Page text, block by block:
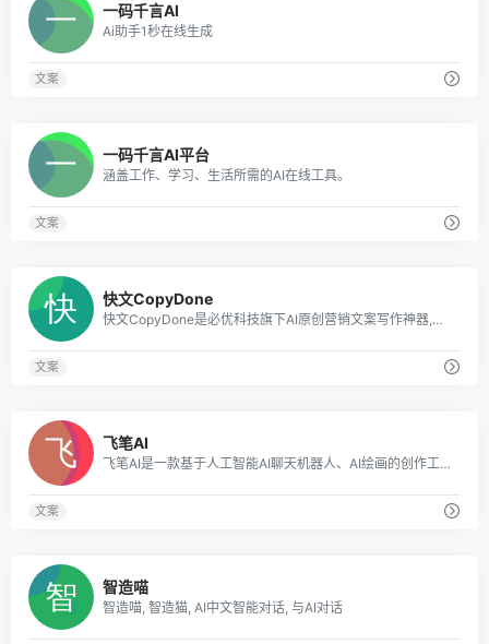
一码千言AI
Ai助手1秒在线生成
文案
一码千言AI平台
涵盖工作、学习、生活所需的AI在线工具。
文案
快文CopyDone
快文CopyDone是必优科技旗下AI原创营销文案写作神器,通过强大的自然语言处理能力,通过输入关键词,快速生成原创的软文,可以发布在各个媒体和自媒体平台,大幅
文案
飞笔AI
飞笔AI是一款基于人工智能AI聊天机器人、AI绘画的创作工具，为用户探索用AI技术提升写作效率、AI技术创造令人惊艳的绘画和创作体验。
文案
智造喵
智造喵, 智造猫, AI中文智能对话, 与AI对话